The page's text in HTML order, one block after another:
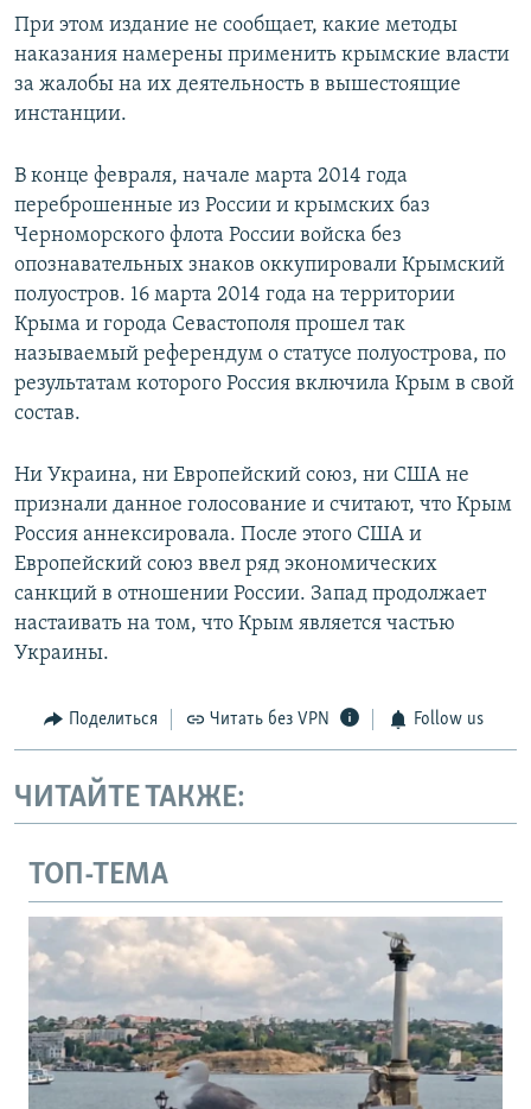
При этом издание не сообщает, какие методы
наказания намерены применить крымские власти
за жалобы на их деятельность в вышестоящие
инстанции.
В конце февраля, начале марта 2014 года
переброшенные из России и крымских баз
Черноморского флота России войска без
опознавательных знаков оккупировали Крымский
полуостров. 16 марта 2014 года на территории
Крыма и города Севастополя прошел так
называемый референдум о статусе полуострова, по
результатам которого Россия включила Крым в свой
состав.
Ни Украина, ни Европейский союз, ни США не
признали данное голосование и считают, что Крым
Россия аннексировала. После этого США и
Европейский союз ввел ряд экономических
санкций в отношении России. Запад продолжает
настаивать на том, что Крым является частью
Украины.
Поделиться Читать без VPN Follow us
ЧИТАЙТЕ ТАКЖЕ:
ТОП-ТЕМА